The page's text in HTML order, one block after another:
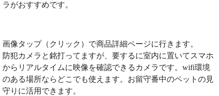
ラがおすすめです。
画像タップ（クリック）で商品詳細ページに行きます。
防犯カメラと銘打ってますが、要するに室内に置いてスマホ
からリアルタイムに映像を確認できるカメラです。wifi環境
のある場所ならどこでも使えます。お留守番中のペットの見
守りに活用できます。